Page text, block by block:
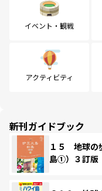
イベント・観戦
アクティビティ
新刊ガイドブック
１５ 地球
島①）３訂版